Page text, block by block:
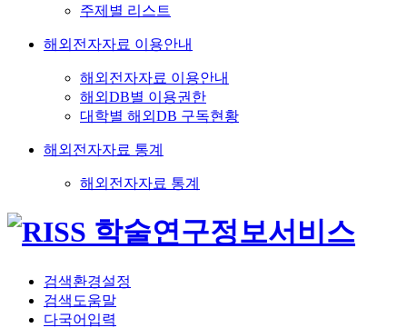
주제별 리스트
해외전자자료 이용안내
해외전자자료 이용안내
해외DB별 이용권한
대학별 해외DB 구독현황
해외전자자료 통계
해외전자자료 통계
검색환경설정
검색도움말
다국어입력